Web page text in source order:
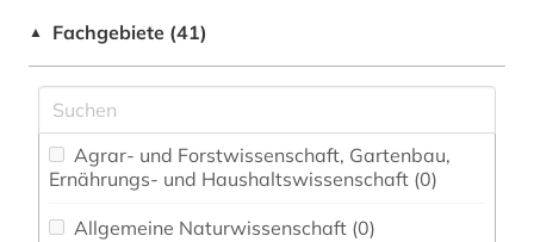
▲ Fachgebiete (41)
Ernährungs- und Haushaltswissenschaft (0)
Allgemeine Naturwissenschaft (0)